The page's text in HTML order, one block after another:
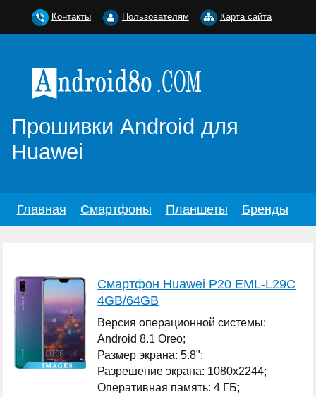
Прошивки Android для
Huawei
Главная Смартфоны Планшеты Бренды
Смартфон Huawei P20 EML-L29C
4GB/64GB
Версия операционной системы:
Android 8.1 Oreo;
Размер экрана: 5.8";
Разрешение экрана: 1080x2244;
Оперативная память: 4 ГБ;
Контакты Пользователям Карта сайта